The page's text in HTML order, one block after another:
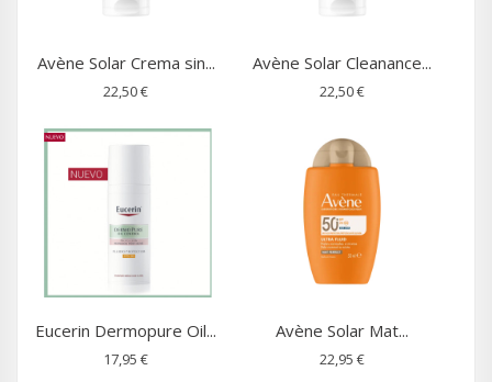
Avène Solar Crema sin...
22,50 €
Avène Solar Cleanance...
22,50 €
Eucerin Dermopure Oil...
17,95 €
Avène Solar Mat...
22,95 €